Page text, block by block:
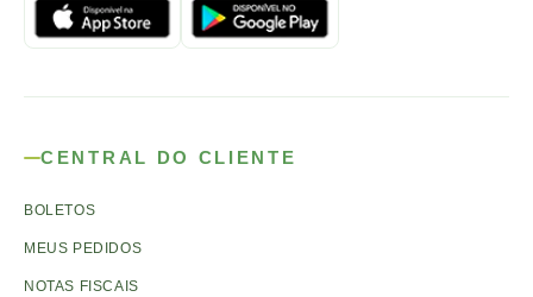
CENTRAL DO CLIENTE
BOLETOS
MEUS PEDIDOS
NOTAS FISCAIS